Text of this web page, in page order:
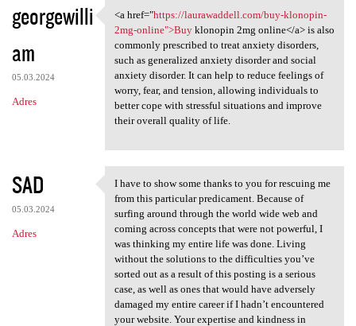
georgewilli
am
05.03.2024
Adres
<a href="https://laurawaddell
<a href="https://laurawaddell.com/buy-klonopin-
2mg-online">Buyklonopin 2mg online</a> is also
commonly prescribed to treat anxiety disorders,
such as generalized anxiety disorder and social
anxiety disorder. It can help to reduce feelings of
worry, fear, and tension, allowing individuals to
better cope with stressful situations and improve
their overall quality of life.
SAD
05.03.2024
Adres
I have to show some thanks to
I have to show some thanks to you for rescuing me
from this particular predicament. Because of
surfing around through the world wide web and
coming across concepts that were not powerful, I
was thinking my entire life was done. Living
without the solutions to the difficulties you’ve
sorted out as a result of this posting is a serious
case, as well as ones that would have adversely
damaged my entire career if I hadn’t encountered
your website. Your expertise and kindness in